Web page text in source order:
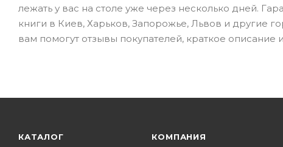
лежать у вас на столе уже через несколько дней.
книги в Киев, Харьков, Запорожье, Львов и другие
вам помогут отзывы покупателей, краткое описание
КАТАЛОГ КОМПАНИЯ